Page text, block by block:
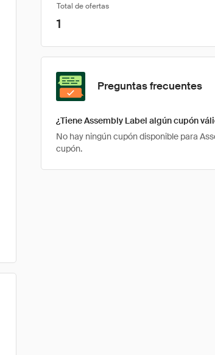
Total de ofertas
1
Preguntas frecuentes
¿Tiene Assembly Label algún cupón
No hay ningún cupón disponible para
cupón.